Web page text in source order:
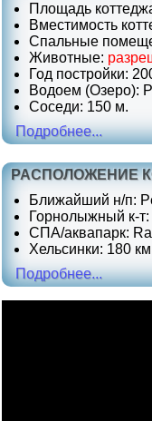
Площадь
Вместимость
Спальные
Животные:
Год постройки:
Водоем (Озеро):
Соседи: 150 м.
Подробнее...
РАСПОЛОЖЕНИЕ
Ближайший н/п:
Горнолыжный к-
СПА/аквапарк:
Хельсинки: 180
Подробнее...